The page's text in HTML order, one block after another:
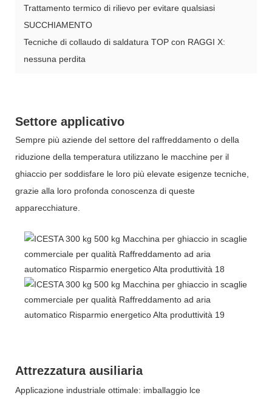
Trattamento termico di rilievo per evitare qualsiasi
SUCCHIAMENTO
Tecniche di collaudo di saldatura TOP con RAGGI X:
nessuna perdita
Settore applicativo
Sempre più aziende del settore del raffreddamento o della
riduzione della temperatura utilizzano le macchine per il
ghiaccio per soddisfare le loro più elevate esigenze tecniche,
grazie alla loro profonda conoscenza di queste
apparecchiature.
Attrezzatura ausiliaria
Applicazione industriale ottimale: imballaggio lce